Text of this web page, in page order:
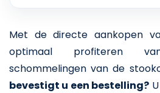
Met de directe aankopen
optimaal profiteren
schommelingen van de
bevestigt u een bestelling?